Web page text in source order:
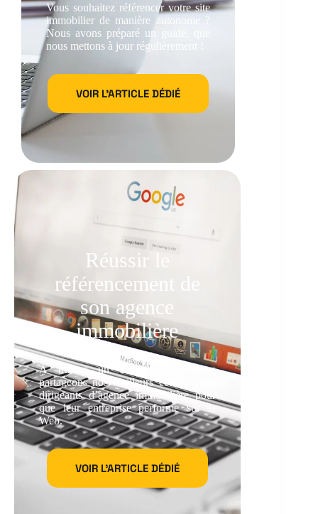
Vous souhaitez référencer votre site
immobilier de manière autonome ?
Nous avons préparé un guide, que
nous mettons à jour régulièrement !
VOIR L'ARTICLE DÉDIÉ
Réussir le
référencement de
son agence
immobilière
À travers un article dédié, nous
partageons nos meilleurs conseils aux
dirigeants d’agence immobilière pour
que leur entreprise performe sur le
Web.
VOIR L'ARTICLE DÉDIÉ